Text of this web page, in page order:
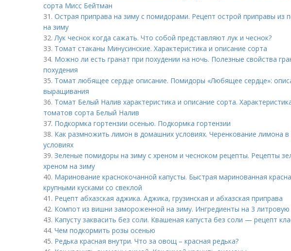
сорта Мисс Бейтман
31. Острая приправа на зиму с помидорами. Рецепт острой приправы из
на зиму
32.Лук чеснок когда сажать. Что собой представляют лук и чеснок?
33. Томат стаканы Минусинские. Характеристика и описание сорта
34. Можно ли есть гранат при похудении на ночь. Полезные свойства
похудения
35. Томат любящее сердце описание. Помидоры «Любящее сердце»:
выращивания
36. Томат Белый Налив характеристика и описание сорта.
томатов сорта Белый Налив
37. Подкормка гортензии осенью. Подкормка гортензии
38. Как размножить лимон в домашних условиях. Черенкование лимона
условиях
39. Зеленые помидоры на зиму с хреном и чесноком рецепты. Рецепты
хреном на зиму
40. Маринование краснокочанной капусты. Быстрая маринованная
крупными кусками со свеклой
41. Рецепт абхазская аджика. Аджика, грузинская и абхазская приправа
42. Компот из вишни замороженной на зиму. Ингредиенты на 3 литровую
43. Капусту заквасить без соли. Квашеная капуста без соли — рецепт
44. Чем подкормить розы осенью
45. Редька красная внутри. Что за овощ – красная редька?